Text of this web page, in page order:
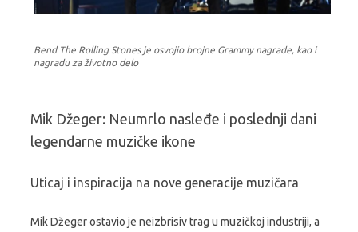
Bend The Rolling Stones je osvojio brojne Grammy nagrade, kao i
nagradu za životno delo
Mik Džeger: Neumrlo nasleđe i poslednji dani
legendarne muzičke ikone
Uticaj i inspiracija na nove generacije muzičara
Mik Džeger ostavio je neizbrisiv trag u muzičkoj industriji, a